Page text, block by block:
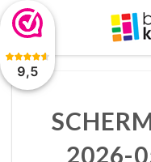
9,5
2026-
De waardering van
is 9.5/